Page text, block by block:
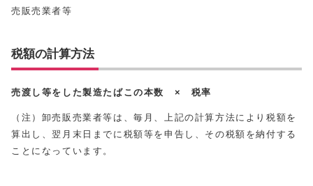
売販売業者等
税額の計算方法
売渡し等をした製造たばこの本数 × 税率
（注）卸売販売業者等は、毎月、上記の計算方法により税額を
算出し、翌月末日までに税額等を申告し、その税額を納付する
ことになっています。